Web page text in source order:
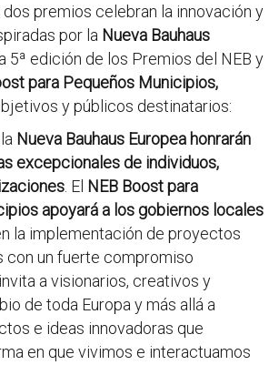
premios celebran la innovación y
por la Nueva Bauhaus
5ª edición de los Premios del NEB y
para Pequeños Municipios,
y públicos destinatarios:
Nueva Bauhaus Europea honrarán
excepcionales de individuos,
. El NEB Boost para
apoyará a los gobiernos locales
la implementación de proyectos
con un fuerte compromiso
a visionarios, creativos y
de toda Europa y más allá a
e ideas innovadoras que
en que vivimos e interactuamos